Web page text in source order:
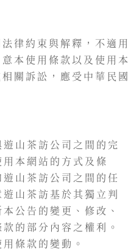
律約束與解釋，不適用
本使用條款以及使用本
關訴訟，應受中華民國
山茶訪公司之間的完
本網站的方式及條
山茶訪公司之間的任
山茶訪基於其獨立判
公告的變更、修改、
的部分內容之權利。
條款的變動。